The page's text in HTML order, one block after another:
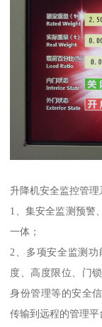
升降机安全监控管理
1、集安全监测预警
一体；
2、多项安全监测
度、高度限位、门
身份管理等的安全
传输到远程的管理平